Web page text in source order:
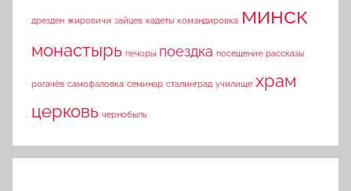
дрезден жировичи зайцев кадеты командировка минск
монастырь печоры поездка посещение рассказы
рогачёв самофаловка семинар сталинград училище храм
церковь чернобыль